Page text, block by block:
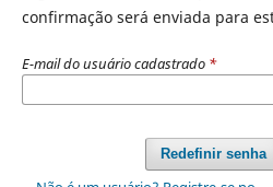
confirmação será enviada para
E-mail do usuário cadastrado *
Redefinir senha